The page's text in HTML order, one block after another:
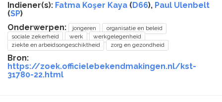
Indiener(s): Fatma Koşer Kaya (D66), Paul Ulenbelt
(SP)
Onderwerpen:
jongeren
organisatie en beleid
sociale zekerheid
werk
werkgelegenheid
ziekte en arbeidsongeschiktheid
zorg en gezondheid
Bron:
https://zoek.officielebekendmakingen.nl/kst-
31780-22.html